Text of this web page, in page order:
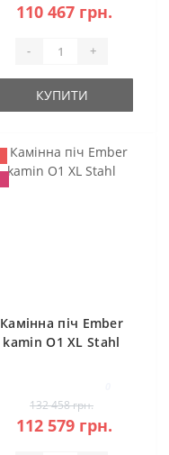
110 467 грн.
- +
КУПИТИ
Камінна піч Ember
kamin O1 XL Stahl
132 458 грн.
112 579 грн.